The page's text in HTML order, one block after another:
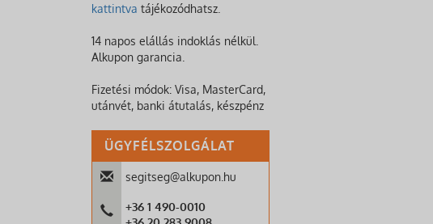
kattintva tájékozódhatsz.
14 napos elállás indoklás nélkül.
Alkupon garancia.
Fizetési módok: Visa, MasterCard,
utánvét, banki átutalás, készpénz
ÜGYFÉLSZOLGÁLAT
segitseg@alkupon.hu
+36 1 490-0010